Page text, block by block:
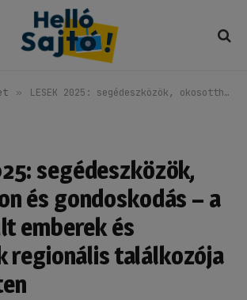
» LESEK 2025: segédeszközök, okosotthon és gondoskodás – a látássérült emberek és családjaik regionális találkozója Budapesten
segédeszközök,
és gondoskodás – a
emberek és
regionális találkozója